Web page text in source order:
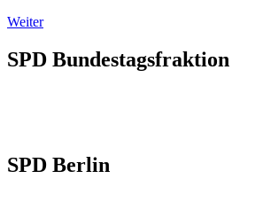
Weiter
SPD Bundestagsfraktion
SPD Berlin